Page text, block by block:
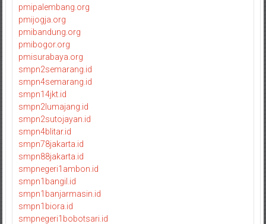
pmipalembang.org
pmijogja.org
pmibandung.org
pmibogor.org
pmisurabaya.org
smpn2semarang.id
smpn4semarang.id
smpn14jkt.id
smpn2lumajang.id
smpn2sutojayan.id
smpn4blitar.id
smpn78jakarta.id
smpn88jakarta.id
smpnegeri1ambon.id
smpn1bangil.id
smpn1banjarmasin.id
smpn1biora.id
smpnegeri1bobotsari.id